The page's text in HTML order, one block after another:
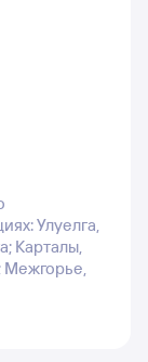
Улуелга,
Карталы,
Межгорье,